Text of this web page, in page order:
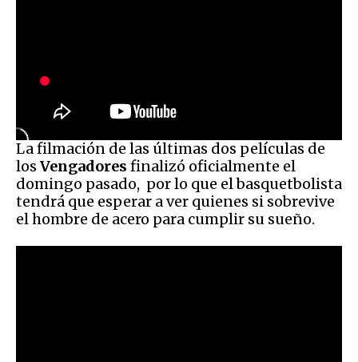
La filmación de las últimas dos películas de
los Vengadores finalizó oficialmente el
domingo pasado, por lo que el basquetbolista
tendrá que esperar a ver quienes si sobrevive
el hombre de acero para cumplir su sueño.